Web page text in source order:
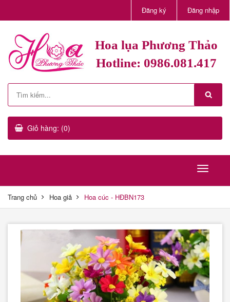
Đăng ký Đăng nhập
Hoa lụa Phương Thảo
Hotline: 0986.081.417
Giỏ hàng: (0)
Trang chủ Hoa giả Hoa cúc - HĐBN173